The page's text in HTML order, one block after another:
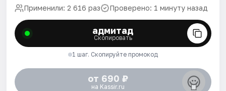
Применили: 2 616 раз Проверено: 1 минуту назад
адмитад
Скопировать
1 шаг. Скопируйте промокод
от 690 ₽
на Kassir.ru